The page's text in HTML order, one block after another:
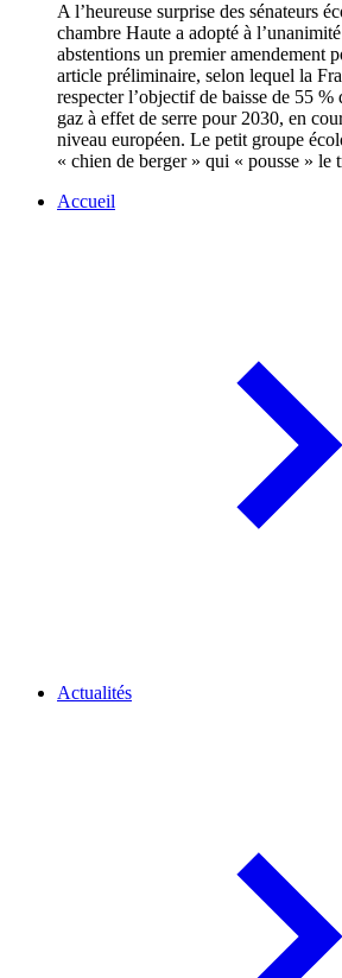
A l’heureuse surprise des sénateurs
chambre Haute a adopté à
abstentions un premier amendement
article préliminaire, selon lequel la
respecter l’objectif de baisse de 55 %
gaz à effet de serre pour 2030, en
niveau européen. Le petit groupe
« chien de berger » qui « pousse » le
Accueil
Actualités